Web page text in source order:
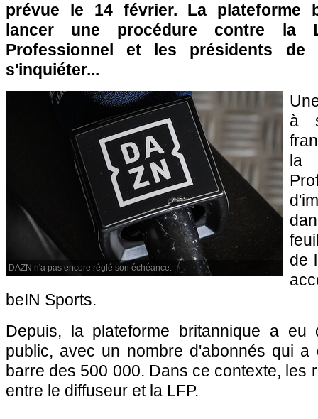
prévue le 14 février. La plateforme
lancer une procédure contre la
Professionnel et les présidents de
s'inquiéter...
DAZN n'a pas encore réglé son échéance.
à
la
de
beIN Sports.
Depuis, la plateforme britannique a
public, avec un nombre d'abonnés qui a
barre des 500 000. Dans ce contexte, les
entre le diffuseur et la LFP.